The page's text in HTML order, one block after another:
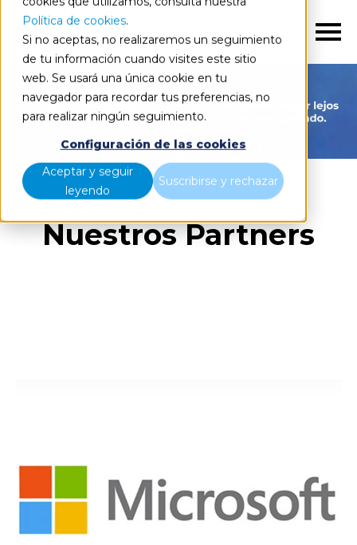
Política de cookies.
Si no aceptas, no realizaremos un seguimiento
de tu información cuando visites este sitio
web. Se usará una única cookie en tu
navegador para recordar tus preferencias, no
para realizar ningún seguimiento.
Configuración de las cookies
Aceptar y seguir
leyendo
Suscribirse y rechazar
ES
Nuestros Partners